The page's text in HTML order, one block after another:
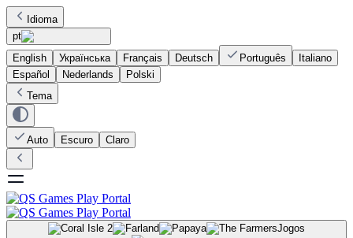
Idioma
pt
English
Українська Français Deutsch Português
Italiano
Español
Nederlands
Polski
Tema
Auto Escuro Claro
Jogos